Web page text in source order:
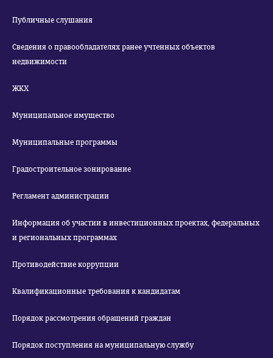
Публичные слушания
Сведения о правообладателях ранее учтенных объектов
недвижимости
ЖКХ
Муниципальное имущество
Муниципальные программы
Градостроительное зонирование
Регламент администрации
Информация об участии в инвестиционных проектах, федеральных
и региональных программах
Противодействие коррупции
Квалификационные требования к кандидатам
Порядок рассмотрения обращений граждан
Порядок поступления на муниципальную службу